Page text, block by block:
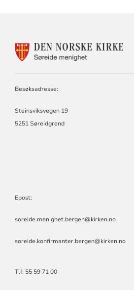
Besøksadresse:
Steinsviksvegen 19
5251 Søreidgrend
Epost:
soreide.menighet.bergen@kirken.no
soreide.konfirmanter.bergen@kirken.no
Tlf: 55 59 71 00